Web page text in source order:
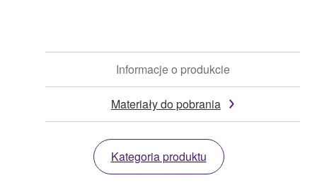
Informacje o produkcie
Materiały do pobrania
Kategoria produktu